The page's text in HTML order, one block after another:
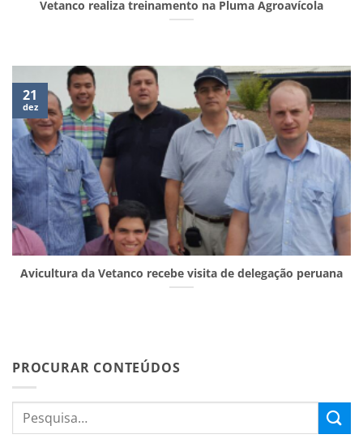
Vetanco realiza treinamento na Pluma Agroavícola
Avicultura da Vetanco recebe visita de delegação peruana
21
dez
PROCURAR CONTEÚDOS